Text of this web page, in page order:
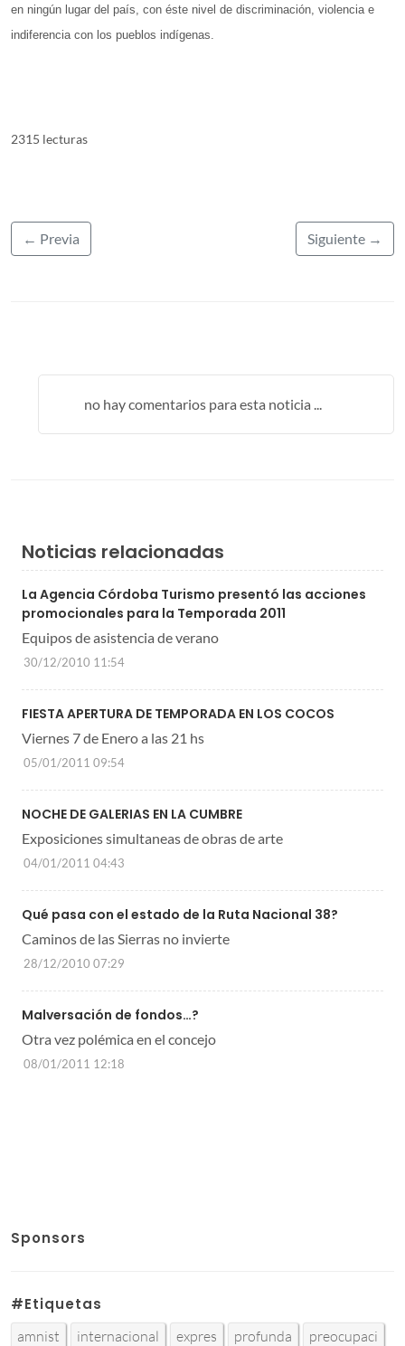
en ningún lugar del país, con éste nivel de discriminación, violencia e
indiferencia con los pueblos indígenas.
2315 lecturas
← Previa Siguiente →
no hay comentarios para esta noticia ...
Noticias relacionadas
La Agencia Córdoba Turismo presentó las acciones
promocionales para la Temporada 2011
Equipos de asistencia de verano
30/12/2010 11:54
FIESTA APERTURA DE TEMPORADA EN LOS COCOS
Viernes 7 de Enero a las 21 hs
05/01/2011 09:54
NOCHE DE GALERIAS EN LA CUMBRE
Exposiciones simultaneas de obras de arte
04/01/2011 04:43
Qué pasa con el estado de la Ruta Nacional 38?
Caminos de las Sierras no invierte
28/12/2010 07:29
Malversación de fondos…?
Otra vez polémica en el concejo
08/01/2011 12:18
Sponsors
#Etiquetas
amnist internacional expres profunda
preocupaci